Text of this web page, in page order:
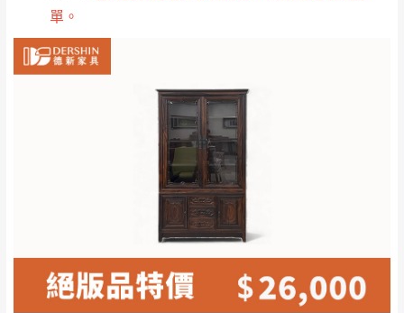
單。
$ 9,000以上：免
運費
NT$500元
＊A108產品另收運費
配送範圍：
苗栗至基隆；其它地區暫不開放，如因特殊
地型限制(山區、鄉、鎮、村)、樓梯太小、無
法搬運上樓等因素，導致無法配送，
保有出貨的權利。
保護物流人員的工作安全，賣家無提供吊掛
服務，若需以吊車或其他的吊掛方式吊運，
費用將由買方自行支付。
因大型傢俱有組裝、配送的問題，並非一般
快速到貨商品，無法指定特定時間送達，司
天在家等貨，以節省您的寶貴時間。